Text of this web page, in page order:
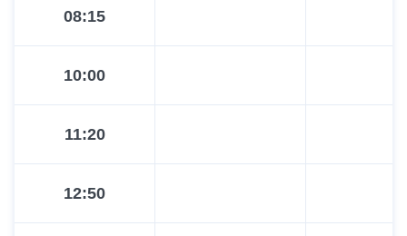
08:15
10:00
11:20
12:50